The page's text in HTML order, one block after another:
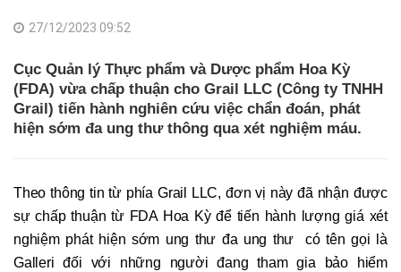
27/12/2023 09:52
Cục Quản lý Thực phẩm và Dược phẩm Hoa Kỳ
(FDA) vừa chấp thuận cho Grail LLC (Công ty TNHH
Grail) tiến hành nghiên cứu việc chẩn đoán, phát
hiện sớm đa ung thư thông qua xét nghiệm máu.
Theo thông tin từ phía Grail LLC, đơn vị này đã nhận được
sự chấp thuận từ FDA Hoa Kỳ để tiến hành lượng giá xét
nghiệm phát hiện sớm ung thư đa ung thư có tên gọi là
Galleri đối với những người đang tham gia bảo hiểm